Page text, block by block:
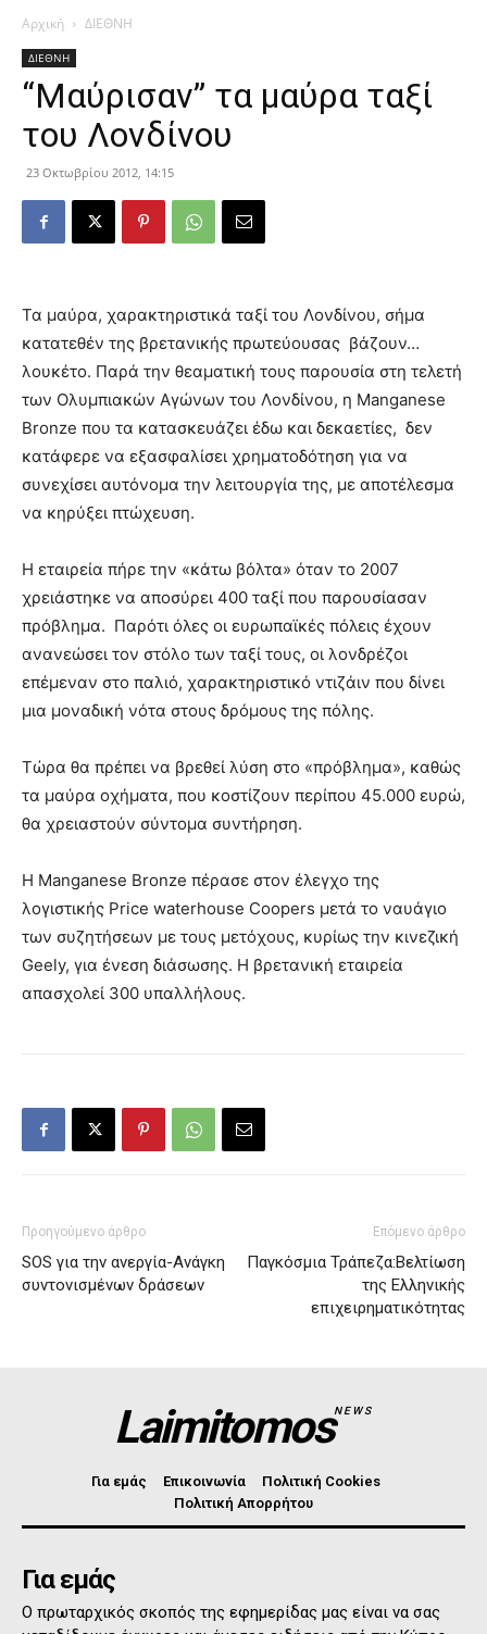
Αρχική ΔΙΕΘΝΗ
ΔΙΕΘΝΗ
“Μαύρισαν” τα μαύρα ταξί
του Λονδίνου
23 Οκτωβρίου 2012, 14:15
Τα μαύρα, χαρακτηριστικά ταξί του Λονδίνου, σήμα
κατατεθέν της βρετανικής πρωτεύουσας βάζουν…
λουκέτο. Παρά την θεαματική τους παρουσία στη τελετή
των Ολυμπιακών Αγώνων του Λονδίνου, η Manganese
Bronze που τα κατασκευάζει έδω και δεκαετίες, δεν
κατάφερε να εξασφαλίσει χρηματοδότηση για να
συνεχίσει αυτόνομα την λειτουργία της, με αποτέλεσμα
να κηρύξει πτώχευση.
Η εταιρεία πήρε την «κάτω βόλτα» όταν το 2007
χρειάστηκε να αποσύρει 400 ταξί που παρουσίασαν
πρόβλημα. Παρότι όλες οι ευρωπαϊκές πόλεις έχουν
ανανεώσει τον στόλο των ταξί τους, οι λονδρέζοι
επέμεναν στο παλιό, χαρακτηριστικό ντιζάιν που δίνει
μια μοναδική νότα στους δρόμους της πόλης.
Τώρα θα πρέπει να βρεθεί λύση στο «πρόβλημα», καθώς
τα μαύρα οχήματα, που κοστίζουν περίπου 45.000 ευρώ,
θα χρειαστούν σύντομα συντήρηση.
Η Manganese Bronze πέρασε στον έλεγχο της
λογιστικής Price waterhouse Coopers μετά το ναυάγιο
των συζητήσεων με τους μετόχους, κυρίως την κινεζική
Geely, για ένεση διάσωσης. Η βρετανική εταιρεία
απασχολεί 300 υπαλλήλους.
Προηγούμενο άρθρο
SOS για την ανεργία-Ανάγκη
συντονισμένων δράσεων
Επόμενο άρθρο
Παγκόσμια Τράπεζα:Βελτίωση
της Ελληνικής
επιχειρηματικότητας
LaimitomosNEWS
Για εμάς Επικοινωνία
Πολιτική Cookies
Πολιτική Απορρήτου
Για εμάς
Ο πρωταρχικός σκοπός της εφημερίδας μας είναι να σας